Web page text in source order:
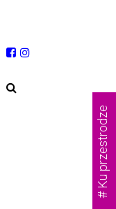
# Ku przestrodze